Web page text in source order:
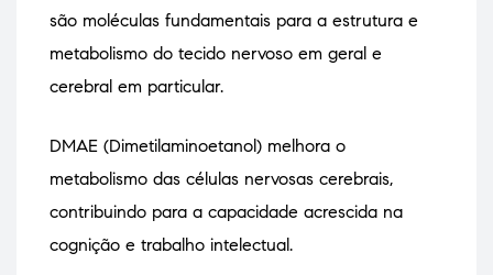
são moléculas fundamentais para a estrutura e
metabolismo do tecido nervoso em geral e
cerebral em particular.
DMAE (Dimetilaminoetanol) melhora o
metabolismo das células nervosas cerebrais,
contribuindo para a capacidade acrescida na
cognição e trabalho intelectual.